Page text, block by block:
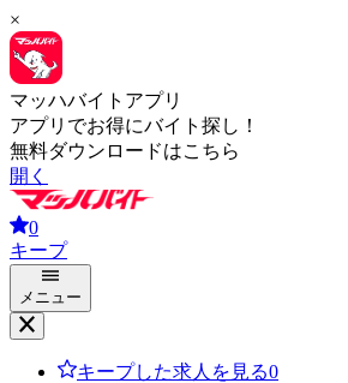
×
マッハバイトアプリ
アプリでお得にバイト探し！
無料ダウンロードはこちら
開く
0
キープ
メニュー
キープした求人を見る0